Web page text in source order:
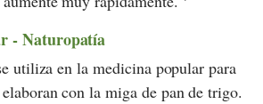
- Naturopatía
utiliza en la medicina popular para
con la miga de pan de trigo.